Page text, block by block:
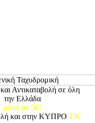
Αντικαταβολή σε όλη
την Ελλάδα
μόνο με 5€!
και στην ΚΥΠΡΟ 13€